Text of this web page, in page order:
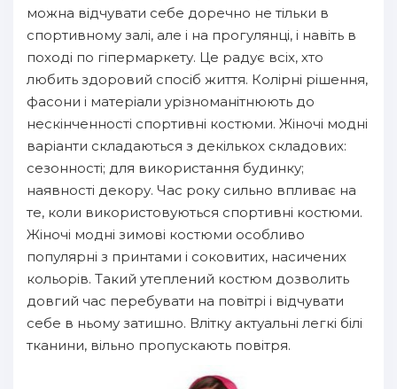
можна відчувати себе доречно не тільки в
спортивному залі, але і на прогулянці, і навіть в
поході по гіпермаркету. Це радує всіх, хто
любить здоровий спосіб життя. Колірні рішення,
фасони і матеріали урізноманітнюють до
нескінченності спортивні костюми. Жіночі модні
варіанти складаються з декількох складових:
сезонності; для використання будинку;
наявності декору. Час року сильно впливає на
те, коли використовуються спортивні костюми.
Жіночі модні зимові костюми особливо
популярні з принтами і соковитих, насичених
кольорів. Такий утеплений костюм дозволить
довгий час перебувати на повітрі і відчувати
себе в ньому затишно. Влітку актуальні легкі білі
тканини, вільно пропускають повітря.